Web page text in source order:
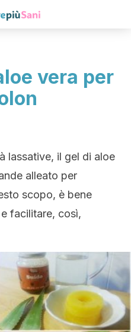
vera per
lassative, il gel di aloe
alleato per
scopo, è bene
facilitare, così,